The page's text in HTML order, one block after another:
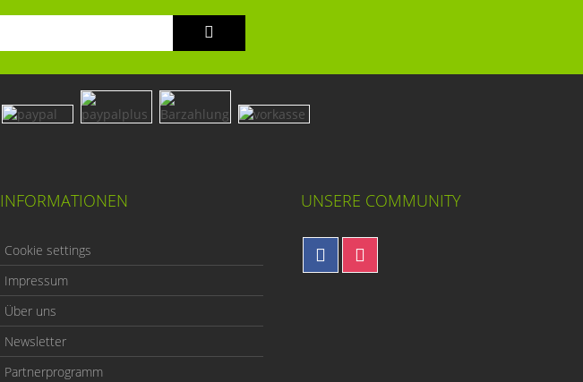
INFORMATIONEN
Cookie settings
Impressum
Über uns
Newsletter
Partnerprogramm
UNSERE COMMUNITY